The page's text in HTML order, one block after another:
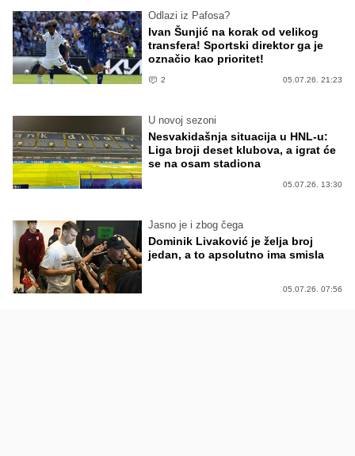
Odlazi iz Pafosa?
Ivan Šunjić na korak od velikog
transfera! Sportski direktor ga je
označio kao prioritet!
2 05.07.26. 21:23
U novoj sezoni
Nesvakidašnja situacija u HNL-u:
Liga broji deset klubova, a igrat će
se na osam stadiona
05.07.26. 13:30
Jasno je i zbog čega
Dominik Livaković je želja broj
jedan, a to apsolutno ima smisla
05.07.26. 07:56